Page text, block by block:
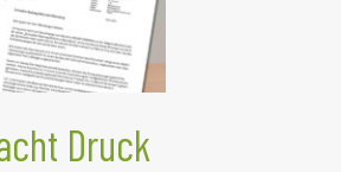
Druck